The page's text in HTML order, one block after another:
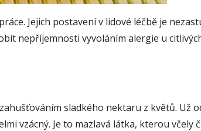
Jejich postavení v lidové léčbě je
nepříjemnosti vyvoláním alergie u
sladkého nektaru z květů. Už
vzácný. Je to mazlavá látka, kterou